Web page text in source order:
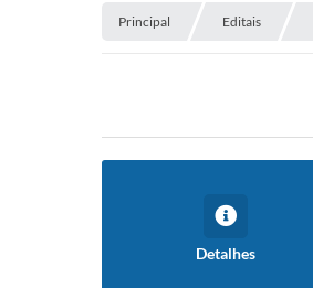
Principal Editais
Detalhes